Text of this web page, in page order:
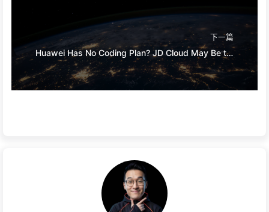
下一篇
Huawei Has No Coding Plan? JD Cloud May Be the Most Stable Domestic Choice